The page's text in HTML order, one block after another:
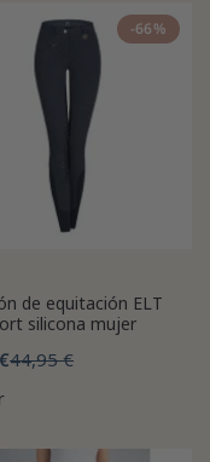
-66%
de equitación ELT
silicona mujer
44,95 €